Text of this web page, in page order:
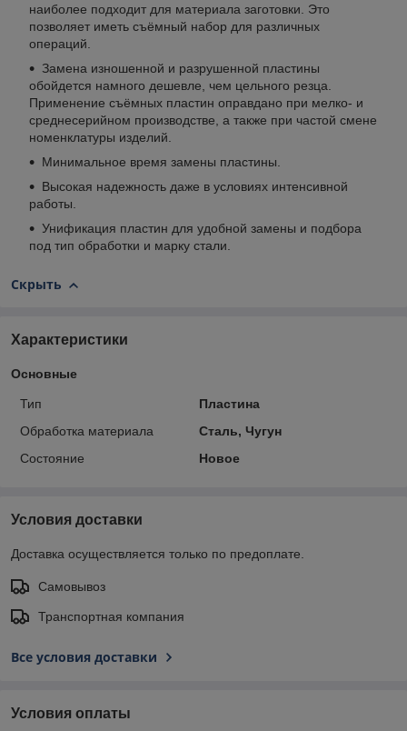
наиболее подходит для материала заготовки. Это
позволяет иметь съёмный набор для различных
операций.
Замена изношенной и разрушенной пластины
обойдется намного дешевле, чем цельного резца.
Применение съёмных пластин оправдано при мелко- и
среднесерийном производстве, а также при частой смене
номенклатуры изделий.
Минимальное время замены пластины.
Высокая надежность даже в условиях интенсивной
работы.
Унификация пластин для удобной замены и подбора
под тип обработки и марку стали.
Скрыть
Характеристики
Основные
Тип
Пластина
Обработка материала
Сталь, Чугун
Состояние
Новое
Условия доставки
Доставка осуществляется только по предоплате.
Самовывоз
Транспортная компания
Все условия доставки
Условия оплаты